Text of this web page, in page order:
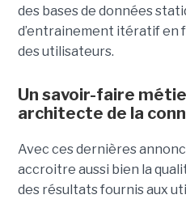
des bases de données
d’entrainement itératif
des utilisateurs.
Un savoir-faire
architecte de la
Avec ces dernières
accroitre aussi bien la
desrésultats fournis aux